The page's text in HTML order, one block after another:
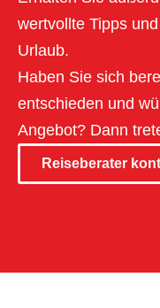
wertvollte Tipps
Urlaub.
Haben Sie sich
entschieden und
Angebot? Dann
Reiseberater